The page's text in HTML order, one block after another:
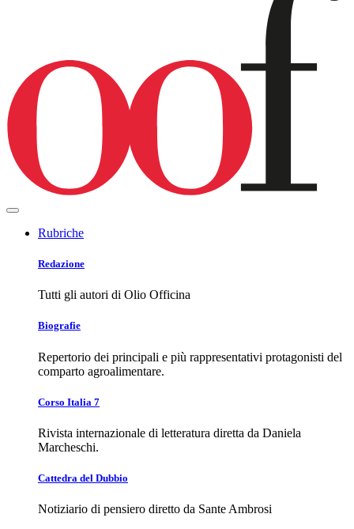
Rubriche
Redazione
Tutti gli autori di Olio Officina
Biografie
Repertorio dei principali e più rappresentativi protagonisti del
comparto agroalimentare.
Corso Italia 7
Rivista internazionale di letteratura diretta da Daniela
Marcheschi.
Cattedra del Dubbio
Notiziario di pensiero diretto da Sante Ambrosi